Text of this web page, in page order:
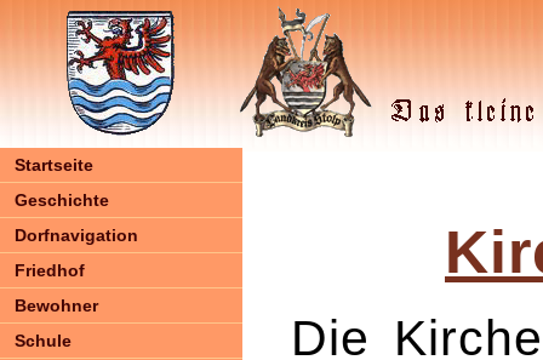
Startseite
Geschichte
Dorfnavigation
Friedhof
Bewohner
Schule
Die